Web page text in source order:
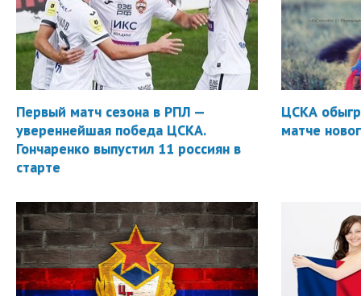
Первый матч сезона в РПЛ —
увереннейшая победа ЦСКА.
Гончаренко выпустил 11 россиян в
старте
ЦСКА
матче